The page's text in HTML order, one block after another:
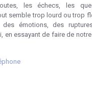
les échecs, les
semble trop lourd ou trop
des émotions, des
en essayant de faire de